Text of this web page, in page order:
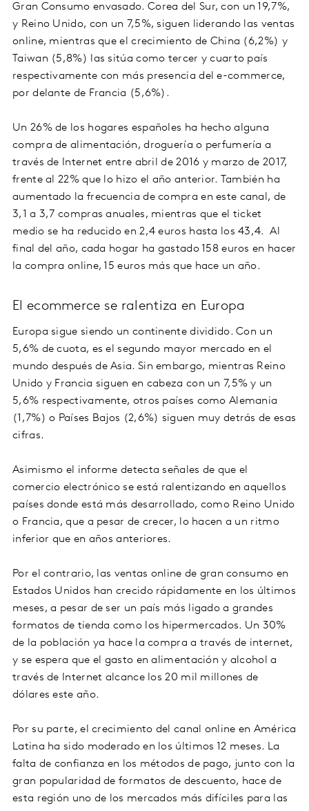
Gran Consumo envasado. Corea del Sur, con un 19,7%,
y Reino Unido, con un 7,5%, siguen liderando las ventas
online, mientras que el crecimiento de China (6,2%) y
Taiwan (5,8%) las sitúa como tercer y cuarto país
respectivamente con más presencia del e-commerce,
por delante de Francia (5,6%).
Un 26% de los hogares españoles ha hecho alguna
compra de alimentación, droguería o perfumería a
través de Internet entre abril de 2016 y marzo de 2017,
frente al 22% que lo hizo el año anterior. También ha
aumentado la frecuencia de compra en este canal, de
3,1 a 3,7 compras anuales, mientras que el ticket
medio se ha reducido en 2,4 euros hasta los 43,4. Al
final del año, cada hogar ha gastado 158 euros en hacer
la compra online, 15 euros más que hace un año.
El ecommerce se ralentiza en Europa
Europa sigue siendo un continente dividido. Con un
5,6% de cuota, es el segundo mayor mercado en el
mundo después de Asia. Sin embargo, mientras Reino
Unido y Francia siguen en cabeza con un 7,5% y un
5,6% respectivamente, otros países como Alemania
(1,7%) o Países Bajos (2,6%) siguen muy detrás de esas
cifras.
Asimismo el informe detecta señales de que el
comercio electrónico se está ralentizando en aquellos
países donde está más desarrollado, como Reino Unido
o Francia, que a pesar de crecer, lo hacen a un ritmo
inferior que en años anteriores.
Por el contrario, las ventas online de gran consumo en
Estados Unidos han crecido rápidamente en los últimos
meses, a pesar de ser un país más ligado a grandes
formatos de tienda como los hipermercados. Un 30%
de la población ya hace la compra a través de internet,
y se espera que el gasto en alimentación y alcohol a
través de Internet alcance los 20 mil millones de
dólares este año.
Por su parte, el crecimiento del canal online en América
Latina ha sido moderado en los últimos 12 meses. La
falta de confianza en los métodos de pago, junto con la
gran popularidad de formatos de descuento, hace de
esta región uno de los mercados más difíciles para las